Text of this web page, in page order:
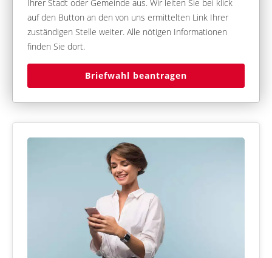
Ihrer Stadt oder Gemeinde aus. Wir leiten Sie bei klick
auf den Button an den von uns ermittelten Link Ihrer
zuständigen Stelle weiter. Alle nötigen Informationen
finden Sie dort.
Briefwahl beantragen